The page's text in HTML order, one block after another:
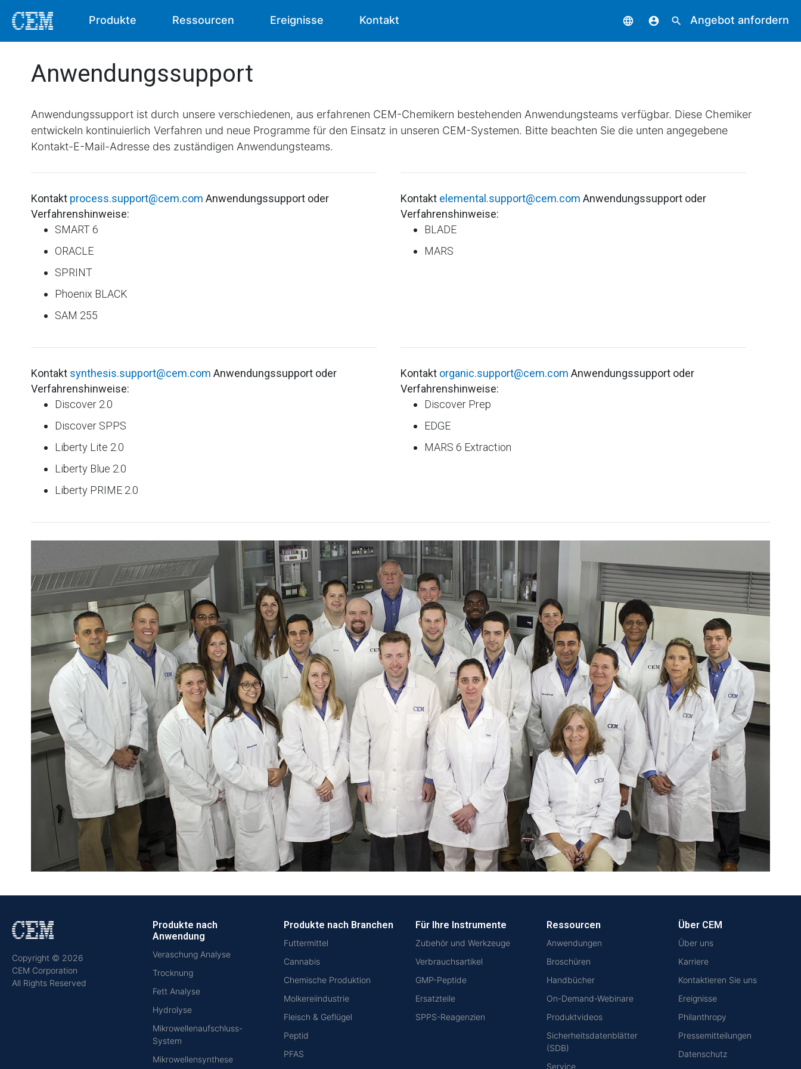
Produkte Ressourcen Ereignisse Kontakt language account_circle search Angebot anfordern
Anwendungssupport
Anwendungssupport ist durch unsere verschiedenen, aus erfahrenen CEM-Chemikern bestehenden Anwendungsteams verfügbar. Diese Chemiker
entwickeln kontinuierlich Verfahren und neue Programme für den Einsatz in unseren CEM-Systemen. Bitte beachten Sie die unten angegebene
Kontakt-E-Mail-Adresse des zuständigen Anwendungsteams.
Kontakt process.support@cem.com Anwendungssupport oder
Verfahrenshinweise:
SMART 6
ORACLE
SPRINT
Phoenix BLACK
SAM 255
Kontakt elemental.support@cem.com Anwendungssupport oder
Verfahrenshinweise:
BLADE
MARS
Kontakt synthesis.support@cem.com Anwendungssupport oder
Verfahrenshinweise:
Discover 2.0
Discover SPPS
Liberty Lite 2.0
Liberty Blue 2.0
Liberty PRIME 2.0
Kontakt organic.support@cem.com Anwendungssupport oder
Verfahrenshinweise:
Discover Prep
EDGE
MARS 6 Extraction
Copyright © 2026
CEM Corporation
All Rights Reserved
Produkte nach
Anwendung
Veraschung Analyse
Trocknung
Fett Analyse
Hydrolyse
Mikrowellenaufschluss-
System
Mikrowellensynthese
Produkte nach Branchen
Futtermittel
Cannabis
Chemische Produktion
Molkereiindustrie
Fleisch & Geflügel
Peptid
PFAS
Für Ihre Instrumente
Zubehör und Werkzeuge
Verbrauchsartikel
GMP-Peptide
Ersatzteile
SPPS-Reagenzien
Ressourcen
Anwendungen
Broschüren
Handbücher
On-Demand-Webinare
Produktvideos
Sicherheitsdatenblätter
(SDB)
Service
Über CEM
Über uns
Karriere
Kontaktieren Sie uns
Ereignisse
Philanthropy
Pressemitteilungen
Datenschutz